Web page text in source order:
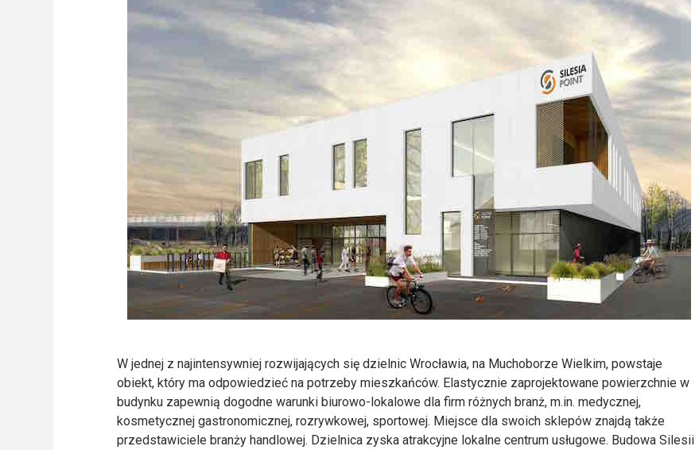
W jednej z najintensywniej rozwijających się dzielnic Wrocławia, na Muchoborze Wielkim, powstaje
obiekt, który ma odpowiedzieć na potrzeby mieszkańców. Elastycznie zaprojektowane powierzchnie w
budynku zapewnią dogodne warunki biurowo-lokalowe dla firm różnych branż, m.in. medycznej,
kosmetycznej gastronomicznej, rozrywkowej, sportowej. Miejsce dla swoich sklepów znajdą także
przedstawiciele branży handlowej. Dzielnica zyska atrakcyjne lokalne centrum usługowe. Budowa Silesii